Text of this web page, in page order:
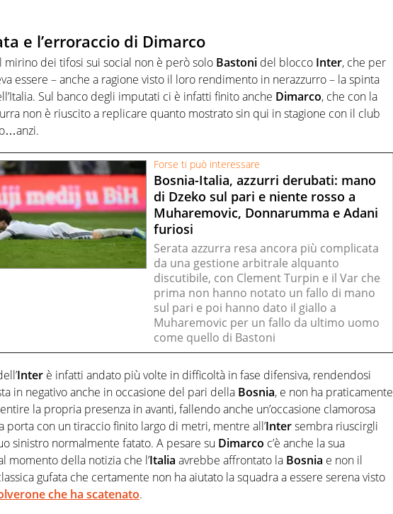
e l’erroraccio di Dimarco
mirino dei tifosi sui social non è però solo Bastoni del blocco Inter, che per
essere – anche a ragione visto il loro rendimento in nerazzurro – la spinta
Sul banco degli imputati ci è infatti finito anche Dimarco, che con la
non è riuscito a replicare quanto mostrato sin qui in stagione con il club
Forse ti può interessare
Bosnia-Italia, azzurri derubati: mano
di Dzeko sul pari e niente rosso a
Muharemovic, Donnarumma e Adani
furiosi
Serata azzurra resa ancora più complicata
da una gestione arbitrale alquanto
discutibile, con Clement Turpin e il Var che
prima non hanno notato un fallo di mano
sul pari e poi hanno dato il giallo a
Muharemovic per un fallo da ultimo uomo
come quello di Bastoni
Inter è infatti andato più volte in difficoltà in fase difensiva, rendendosi
in negativo anche in occasione del pari della Bosnia, e non ha praticamente
la propria presenza in avanti, fallendo anche un’occasione clamorosa
porta con un tiraccio finito largo di metri, mentre all’Intersembra riuscirgli
sinistro normalmente fatato. A pesare su Dimarco c’è anche la sua
momento della notizia che l’Italia avrebbe affrontato la Bosnia e non il
gufata che certamente non ha aiutato la squadra a essere serena visto
che ha scatenato.